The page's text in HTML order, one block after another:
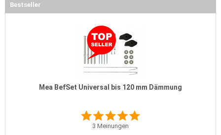
Bestseller
Mea BefSet Universal bis 120 mm Dämmung
3 Meinungen